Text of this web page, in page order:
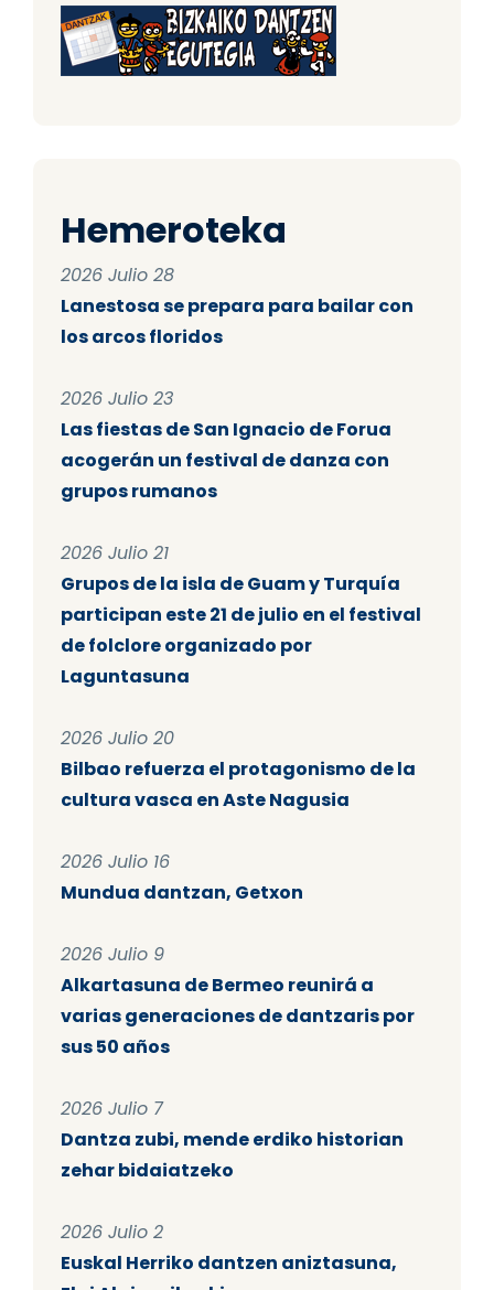
Hemeroteka
2026 Julio 28
Lanestosa se prepara para bailar con
los arcos floridos
2026 Julio 23
Las fiestas de San Ignacio de Forua
acogerán un festival de danza con
grupos rumanos
2026 Julio 21
Grupos de la isla de Guam y Turquía
participan este 21 de julio en el festival
de folclore organizado por
Laguntasuna
2026 Julio 20
Bilbao refuerza el protagonismo de la
cultura vasca en Aste Nagusia
2026 Julio 16
Mundua dantzan, Getxon
2026 Julio 9
Alkartasuna de Bermeo reunirá a
varias generaciones de dantzaris por
sus 50 años
2026 Julio 7
Dantza zubi, mende erdiko historian
zehar bidaiatzeko
2026 Julio 2
Euskal Herriko dantzen aniztasuna,